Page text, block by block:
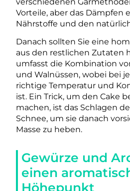
Vorteile, aber das Dämpfen
Nährstoffe und den
Danach sollten Sie eine
aus den restlichen Zutaten
umfasst die Kombination
und Walnüssen, wobei bei
richtige Temperatur und
ist. Ein Trick, um den Cake
machen, ist das Schlagen
Schnee, um sie danach
Masse zu heben.
Gewürze und
einen
Höhepunkt